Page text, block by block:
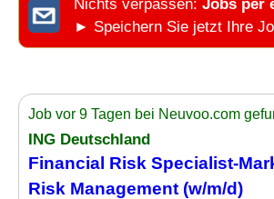
Nichts verpassen: Jobs per
► Speichern Sie jetzt Ihre
Job vor 9 Tagen bei Neuvoo.com
ING Deutschland
Financial Risk Specialist-
Risk Management (w/m/d)